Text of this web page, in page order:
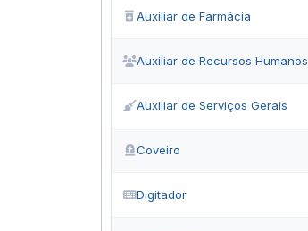
Auxiliar de Farmácia
Auxiliar de Recursos Humanos
Auxiliar de Serviços Gerais
Coveiro
Digitador